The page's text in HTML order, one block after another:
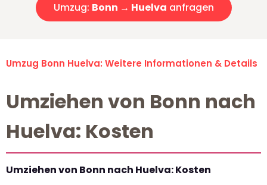
Umzug: Bonn → Huelva anfragen
Umzug Bonn Huelva: Weitere Informationen & Details
Umziehen von Bonn nach
Huelva: Kosten
Umziehen von Bonn nach Huelva: Kosten